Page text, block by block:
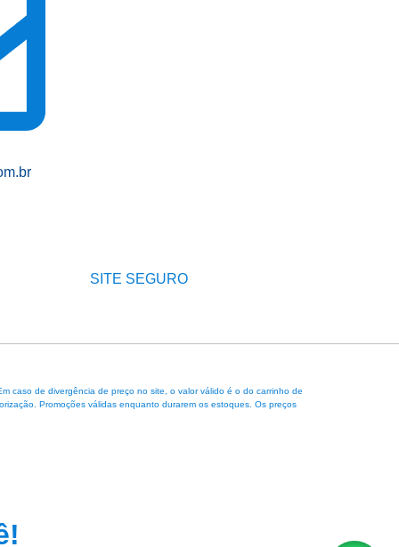
SITE SEGURO
caso de divergência de preço no site, o valor válido é o do carrinho de
Promoções válidas enquanto durarem os estoques. Os preços